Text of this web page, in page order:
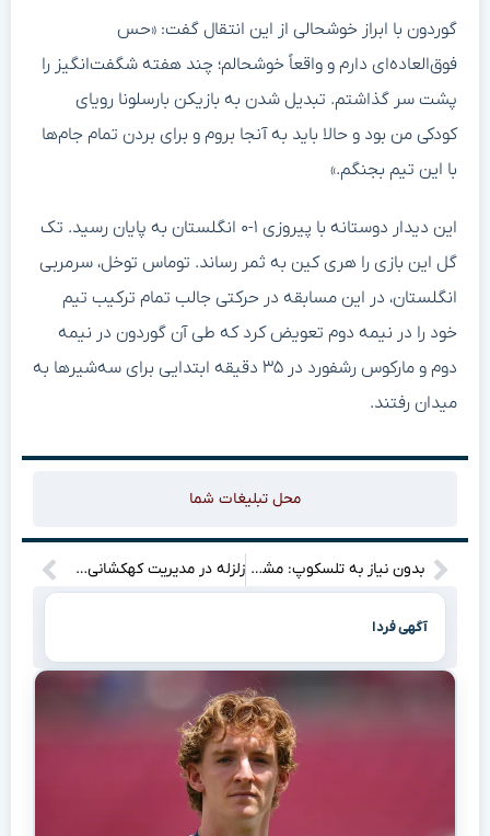
گوردون با ابراز خوشحالی از این انتقال گفت: «حس
فوق‌العاده‌ای دارم و واقعاً خوشحالم؛ چند هفته شگفت‌انگیز را
پشت سر گذاشتم. تبدیل شدن به بازیکن بارسلونا رویای
کودکی من بود و حالا باید به آنجا بروم و برای بردن تمام جام‌ها
با این تیم بجنگم.»
این دیدار دوستانه با پیروزی ۱-۰ انگلستان به پایان رسید. تک
گل این بازی را هری کین به ثمر رساند. توماس توخل، سرمربی
انگلستان، در این مسابقه در حرکتی جالب تمام ترکیب تیم
خود را در نیمه دوم تعویض کرد که طی آن گوردون در نیمه
دوم و مارکوس رشفورد در ۳۵ دقیقه ابتدایی برای سه‌شیرها به
میدان رفتند.
محل تبلیغات شما
بدون نیاز به تلسکوپ: مشتری و زهره این هفته در آسمان به یکدیگر می‌رسند زلزله در مدیریت کهکشانی‌ها: پیروزی پرز در اولین انتخابات رئال مادرید پس از ۲۰ سال
آگهی فردا